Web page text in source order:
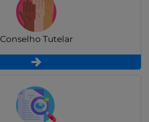
Conselho Tutelar